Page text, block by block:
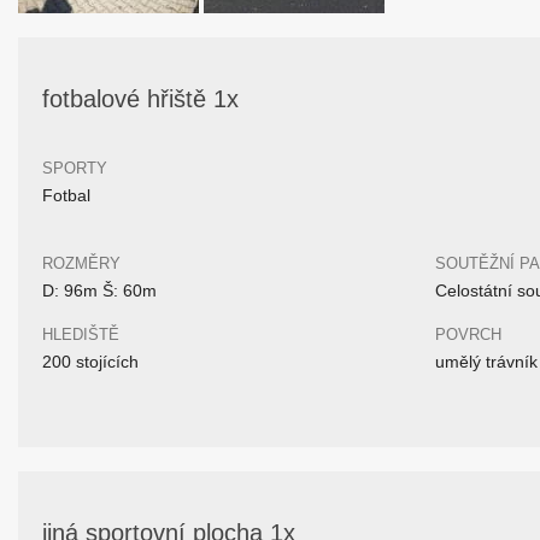
fotbalové hřiště 1x
SPORTY
Fotbal
ROZMĚRY
D: 96m Š: 60m
HLEDIŠTĚ
200 stojících
SOUTĚŽNÍ
Celostátní
POVRCH
umělý trávník
jiná sportovní plocha 1x